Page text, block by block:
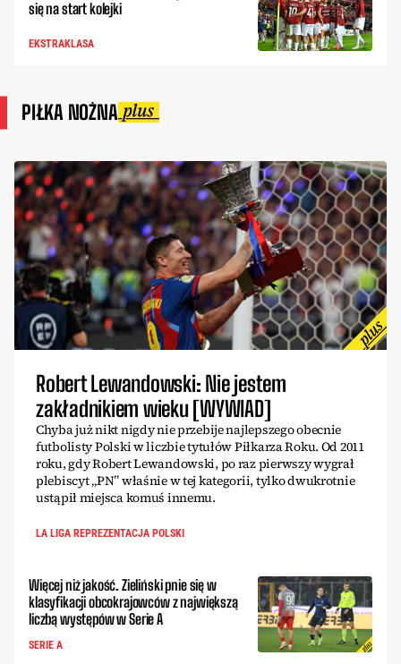
się na start kolejki
EKSTRAKLASA
PIŁKA NOŻNA
Robert Lewandowski: Nie jestem
zakładnikiem wieku [WYWIAD]
Chyba już nikt nigdy nie przebije najlepszego obecnie
futbolisty Polski w liczbie tytułów Piłkarza Roku. Od 2011
roku, gdy Robert Lewandowski, po raz pierwszy wygrał
plebiscyt „PN” właśnie w tej kategorii, tylko dwukrotnie
ustąpił miejsca komuś innemu.
LA LIGA REPREZENTACJA POLSKI
Więcej niż jakość. Zieliński pnie się w
klasyfikacji obcokrajowców z największą
liczbą występów w Serie A
SERIE A